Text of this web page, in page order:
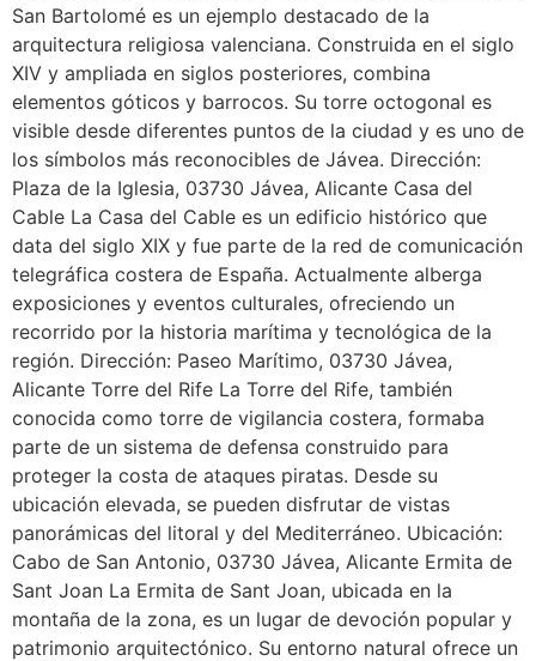
San Bartolomé es un ejemplo destacado de la
arquitectura religiosa valenciana. Construida en el siglo
XIV y ampliada en siglos posteriores, combina
elementos góticos y barrocos. Su torre octogonal es
visible desde diferentes puntos de la ciudad y es uno de
los símbolos más reconocibles de Jávea. Dirección:
Plaza de la Iglesia, 03730 Jávea, Alicante Casa del
Cable La Casa del Cable es un edificio histórico que
data del siglo XIX y fue parte de la red de comunicación
telegráfica costera de España. Actualmente alberga
exposiciones y eventos culturales, ofreciendo un
recorrido por la historia marítima y tecnológica de la
región. Dirección: Paseo Marítimo, 03730 Jávea,
Alicante Torre del Rife La Torre del Rife, también
conocida como torre de vigilancia costera, formaba
parte de un sistema de defensa construido para
proteger la costa de ataques piratas. Desde su
ubicación elevada, se pueden disfrutar de vistas
panorámicas del litoral y del Mediterráneo. Ubicación:
Cabo de San Antonio, 03730 Jávea, Alicante Ermita de
Sant Joan La Ermita de Sant Joan, ubicada en la
montaña de la zona, es un lugar de devoción popular y
patrimonio arquitectónico. Su entorno natural ofrece un